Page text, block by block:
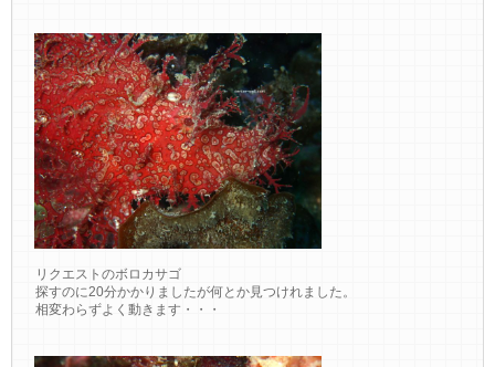
リクエストのボロカサゴ
探すのに20分かかりましたが何とか見つけれました。
相変わらずよく動きます・・・